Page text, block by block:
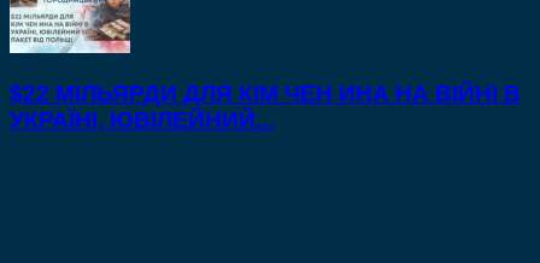
$22 МІЛЬЯРДИ ДЛЯ КІМ ЧЕН ИНА НА ВІЙНІ В
УКРАЇНІ, ЮВІЛЕЙНИЙ...